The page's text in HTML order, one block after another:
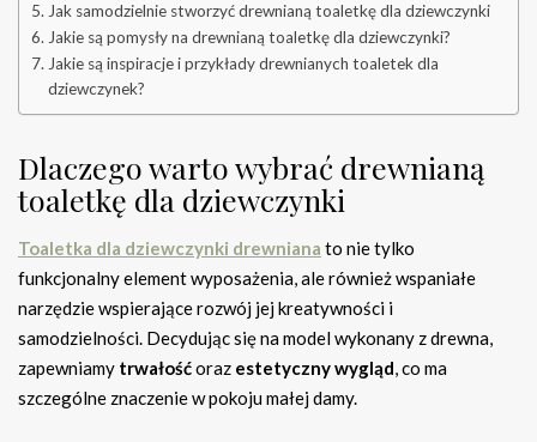
Jak samodzielnie stworzyć drewnianą toaletkę dla dziewczynki
Jakie są pomysły na drewnianą toaletkę dla dziewczynki?
Jakie są inspiracje i przykłady drewnianych toaletek dla
dziewczynek?
Dlaczego warto wybrać drewnianą
toaletkę dla dziewczynki
Toaletka dla dziewczynki drewniana to nie tylko
funkcjonalny element wyposażenia, ale również wspaniałe
narzędzie wspierające rozwój jej kreatywności i
samodzielności. Decydując się na model wykonany z drewna,
zapewniamy trwałośćoraz estetyczny wygląd, co ma
szczególne znaczenie w pokoju małej damy.